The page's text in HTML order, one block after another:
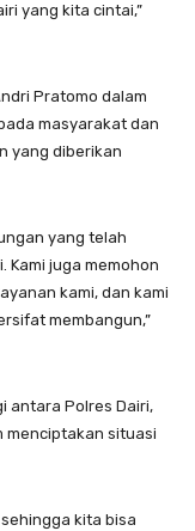
yang kita cintai,”
Pratomo dalam
masyarakat dan
yang diberikan
yang telah
Kami juga memohon
kami, dan kami
membangun,”
antara Polres Dairi,
menciptakan situasi
kita bisa